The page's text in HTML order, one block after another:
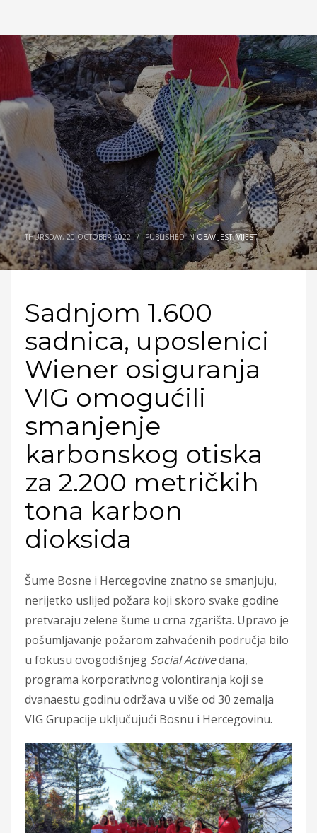
THURSDAY, 20 OCTOBER 2022 / PUBLISHED INOBAVIJEST,VIJESTI
Sadnjom 1.600
sadnica, uposlenici
Wiener osiguranja
VIG omogućili
smanjenje
karbonskog otiska
za 2.200 metričkih
tona karbon
dioksida
Šume Bosne i Hercegovine znatno se smanjuju,
nerijetko uslijed požara koji skoro svake godine
pretvaraju zelene šume u crna zgarišta. Upravo je
pošumljavanje požarom zahvaćenih područja bilo
u fokusu ovogodišnjeg Social Activedana,
programa korporativnog volontiranja koji se
dvanaestu godinu održava u više od 30 zemalja
VIG Grupacije uključujući Bosnu i Hercegovinu.